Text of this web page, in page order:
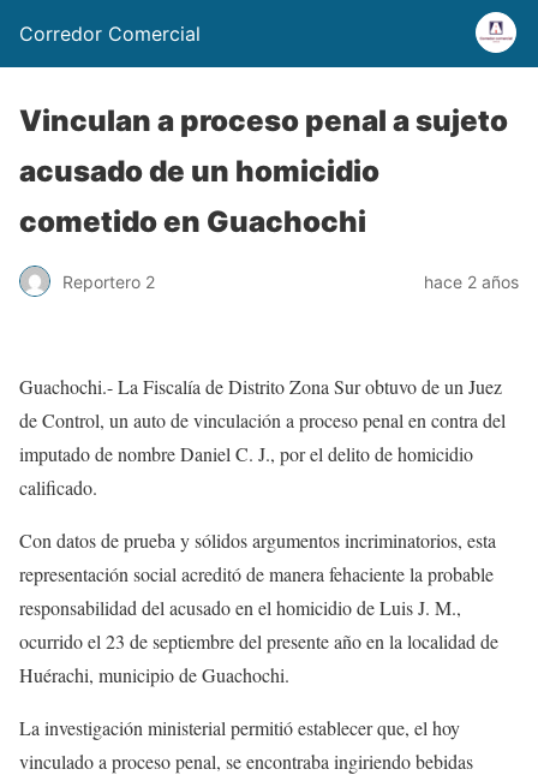
Corredor Comercial
Vinculan a proceso penal a sujeto
acusado de un homicidio
cometido en Guachochi
Reportero 2 hace 2 años
Guachochi.- La Fiscalía de Distrito Zona Sur obtuvo de un Juez
de Control, un auto de vinculación a proceso penal en contra del
imputado de nombre Daniel C. J., por el delito de homicidio
calificado.
Con datos de prueba y sólidos argumentos incriminatorios, esta
representación social acreditó de manera fehaciente la probable
responsabilidad del acusado en el homicidio de Luis J. M.,
ocurrido el 23 de septiembre del presente año en la localidad de
Huérachi, municipio de Guachochi.
La investigación ministerial permitió establecer que, el hoy
vinculado a proceso penal, se encontraba ingiriendo bebidas